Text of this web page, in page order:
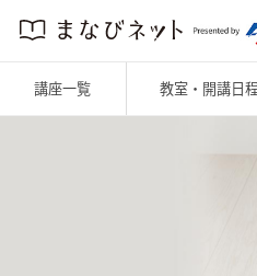
講座一覧 教室・開講日